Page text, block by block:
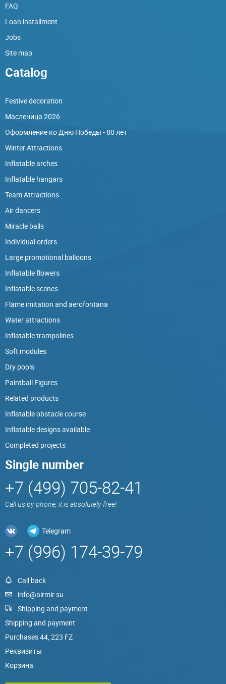
FAQ
Loan installment
Jobs
Site map
Catalog
Festive decoration
Масленица 2026
Оформление ко Дню Победы - 80 лет
Winter Attractions
Inflatable arches
Inflatable hangars
Team Attractions
Air dancers
Miracle balls
Individual orders
Large promotional balloons
Inflatable flowers
Inflatable scenes
Flame imitation and aerofontana
Water attractions
Inflatable trampolines
Soft modules
Dry pools
Paintball Figures
Related products
Inflatable obstacle course
Inflatable designs available
Completed projects
Single number
+7 (499) 705-82-41
Call us by phone, it is absolutely free!
Telegram
+7 (996) 174-39-79
Call back
info@airmir.su
Shipping and payment
Shipping and payment
Purchases 44, 223 FZ
Реквизиты
Корзина